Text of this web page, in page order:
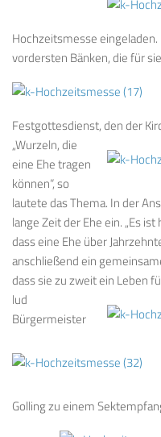
Hochzeitsmesse
vordersten Bänken, die für
Festgottesdienst, den der
„Wurzeln, die
eine Ehe tragen
können“, so
lautete das Thema. In der
lange Zeit der Ehe ein. „Es
dass eine Ehe über
anschließend ein
dass sie zu zweit ein Leben
lud
Bürgermeister
Golling zu einem